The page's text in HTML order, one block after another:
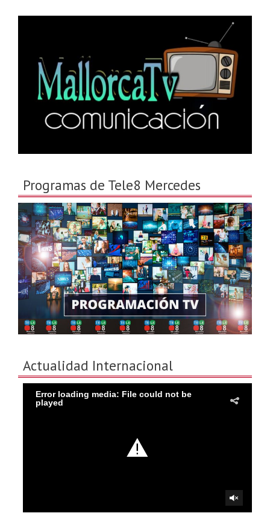
Programas de Tele8 Mercedes
Actualidad Internacional